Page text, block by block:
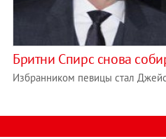
Бритни Спирс снова
Избранником певицы стал